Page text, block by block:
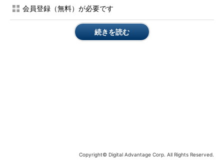
の「IPC$」は、主として管理ツールのリモート接続などに利
用されている。「TIPS―共有リソース・アクセス時にパスワ
ード入力を求められる「IPC$」とは？
」も参照。
会員登録（無料）が必要です
続きを読む
Copyright© Digital Advantage Corp. All Rights Reserved.